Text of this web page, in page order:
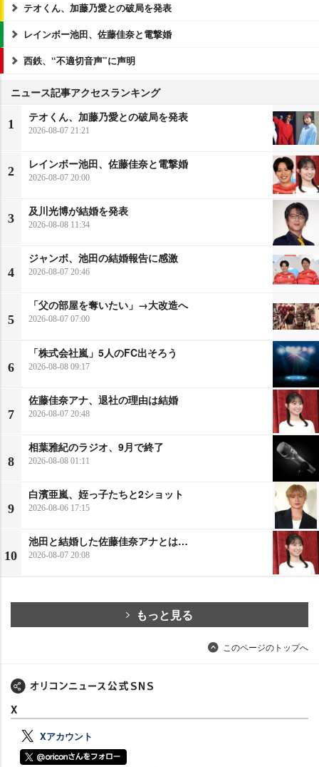
テオくん、加藤乃愛との破局を発表
レインボー池田、佐藤佳奈と電撃婚
西鉄、“不適切音声”に声明
ニュース記事アクセスランキング
1
テオくん、加藤乃愛との破局を発表
2026-08-07 21:21
2
レインボー池田、佐藤佳奈と電撃婚
2026-08-07 20:00
3
及川光博が結婚を発表
2026-08-08 11:34
4
ジャンボ、池田の結婚報告に感激
2026-08-07 20:46
5
「父の部屋を奪いたい」→大改造へ
2026-08-07 07:00
6
「株式会社嵐」5人のFC出そろう
2026-08-08 09:17
7
佐藤佳奈アナ、退社の理由は結婚
2026-08-07 20:48
8
相葉雅紀のラジオ、9月で終了
2026-08-08 01:11
9
白濱亜嵐、姪っ子たちと2ショット
2026-08-06 17:15
10
池田と結婚した佐藤佳奈アナとは…
2026-08-07 20:08
もっと見る
このページのトップへ
X
Xアカウント